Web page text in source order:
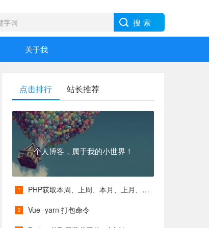
关于我
点击排行 站长推荐
个人博客，属于我的小世界！
PHP获取本周、上周、本月、上月、本季度、上季度等各类具体时间
Vue -yarn 打包命令